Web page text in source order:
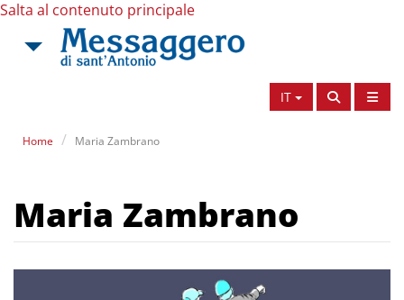
Salta al contenuto principale
IT
Home Maria Zambrano
Maria Zambrano